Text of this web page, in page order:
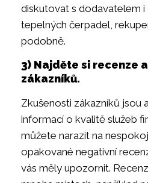
diskutovat s dodavatelem
tepelných čerpadel,
podobně.
3) Najděte si recenze
zákazníků.
Zkušenosti zákazníků jsou
informací o kvalitě služeb
můžete narazit na
opakované negativní
vás měly upozornit.